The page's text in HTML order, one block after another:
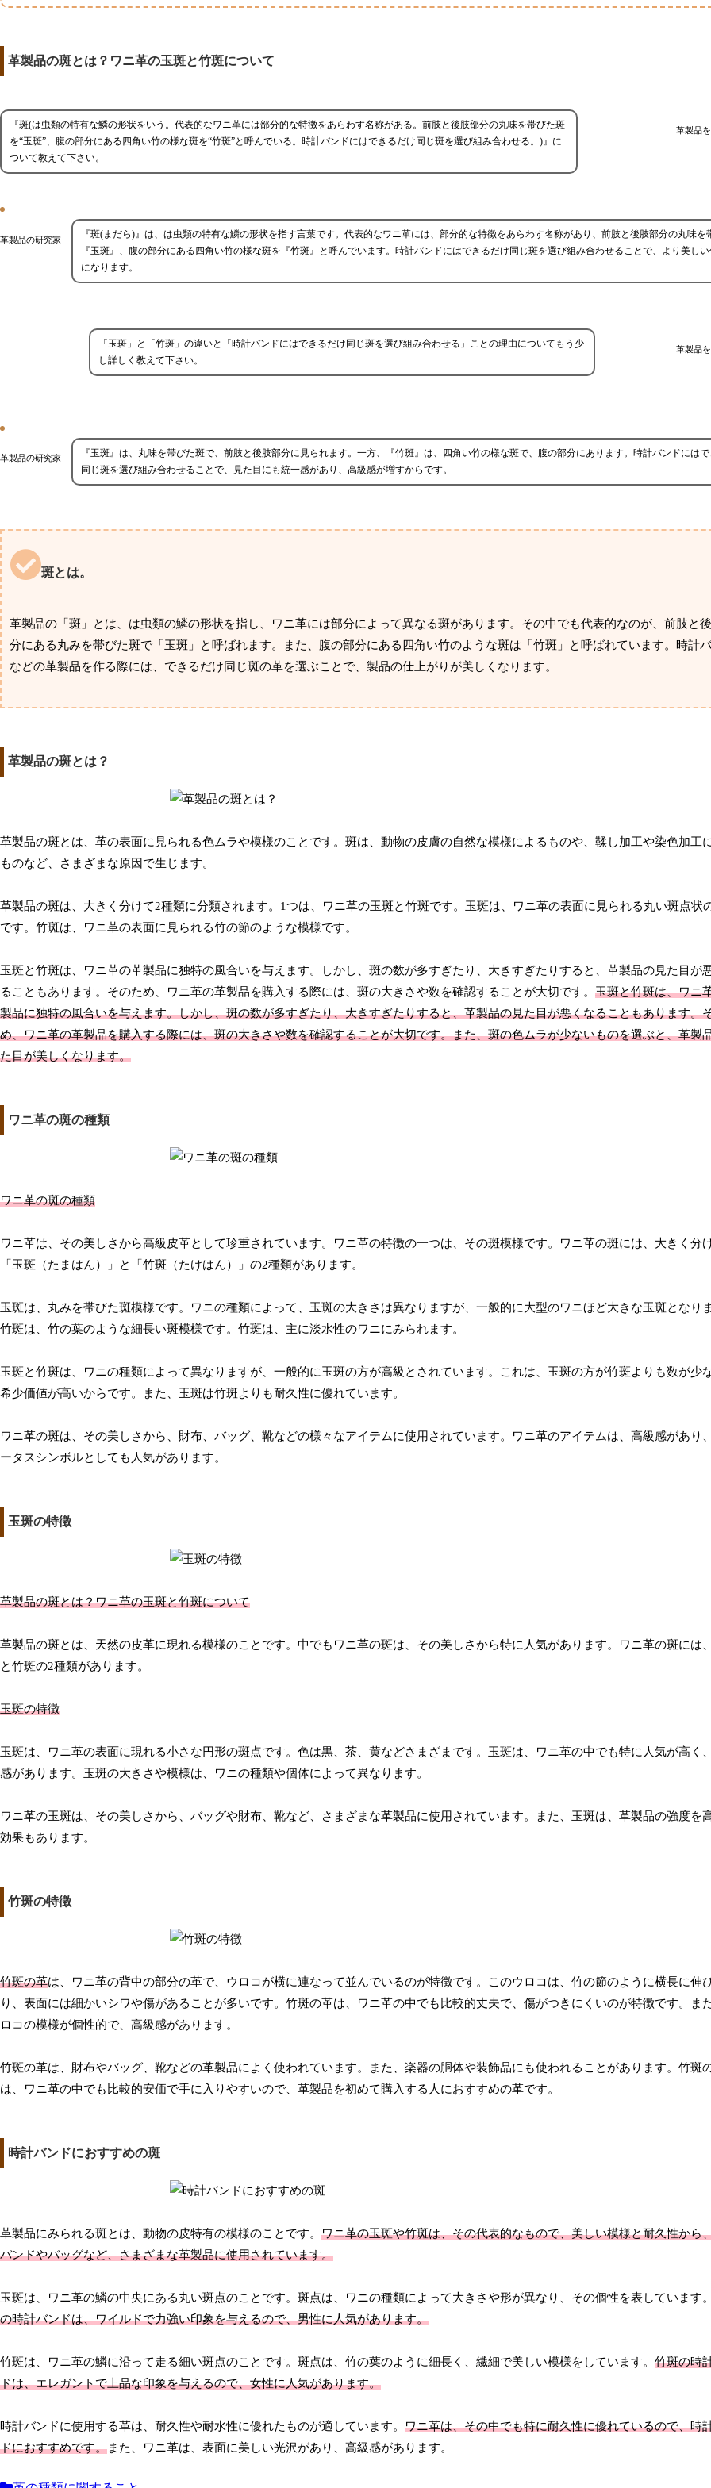
革製品の斑とは？ワニ革の玉斑と竹斑について
革製品
『斑(は虫類の特有な鱗の形状をいう。代表的なワニ革には部分的な特徴をあらわす名称がある。前肢と後肢部分の丸味を帯びた斑
を“玉斑”、腹の部分にある四角い竹の様な斑を“竹斑”と呼んでいる。時計バンドにはできるだけ同じ斑を選び組み合わせる。)』に
ついて教えて下さい。
革製品の研究家
『斑(まだら)』は、は虫類の特有な鱗の形状を指す言葉です。代表的なワニ革には、部分的な特徴をあらわす名称があり、前肢と後肢部分の丸味を
『玉斑』、腹の部分にある四角い竹の様な斑を『竹斑』と呼んでいます。時計バンドにはできるだけ同じ斑を選び組み合わせることで、より美しい
になります。
革製品
「玉斑」と「竹斑」の違いと「時計バンドにはできるだけ同じ斑を選び組み合わせる」ことの理由についてもう少
し詳しく教えて下さい。
革製品の研究家
『玉斑』は、丸味を帯びた斑で、前肢と後肢部分に見られます。一方、『竹斑』は、四角い竹の様な斑で、腹の部分にあります。時計バンドには
同じ斑を選び組み合わせることで、見た目にも統一感があり、高級感が増すからです。
斑とは。
革製品の「斑」とは、は虫類の鱗の形状を指し、ワニ革には部分によって異なる斑があります。その中でも代表的なのが、前肢と
分にある丸みを帯びた斑で「玉斑」と呼ばれます。また、腹の部分にある四角い竹のような斑は「竹斑」と呼ばれています。時計
などの革製品を作る際には、できるだけ同じ斑の革を選ぶことで、製品の仕上がりが美しくなります。
革製品の斑とは？
革製品の斑とは、革の表面に見られる色ムラや模様のことです。斑は、動物の皮膚の自然な模様によるものや、鞣し加工や染色加工
ものなど、さまざまな原因で生じます。
革製品の斑は、大きく分けて2種類に分類されます。1つは、ワニ革の玉斑と竹斑です。玉斑は、ワニ革の表面に見られる丸い斑点状
です。竹斑は、ワニ革の表面に見られる竹の節のような模様です。
玉斑と竹斑は、ワニ革の革製品に独特の風合いを与えます。しかし、斑の数が多すぎたり、大きすぎたりすると、革製品の見た目が
ることもあります。そのため、ワニ革の革製品を購入する際には、斑の大きさや数を確認することが大切です。 玉斑と竹斑は、ワニ
製品に独特の風合いを与えます。しかし、斑の数が多すぎたり、大きすぎたりすると、革製品の見た目が悪くなることもあります。
め、ワニ革の革製品を購入する際には、斑の大きさや数を確認することが大切です。また、斑の色ムラが少ないものを選ぶと、革製
た目が美しくなります。
ワニ革の斑の種類
ワニ革の斑の種類
ワニ革は、その美しさから高級皮革として珍重されています。ワニ革の特徴の一つは、その斑模様です。ワニ革の斑には、大きく分
「玉斑（たまはん）」と「竹斑（たけはん）」の2種類があります。
玉斑は、丸みを帯びた斑模様です。ワニの種類によって、玉斑の大きさは異なりますが、一般的に大型のワニほど大きな玉斑となりま
竹斑は、竹の葉のような細長い斑模様です。竹斑は、主に淡水性のワニにみられます。
玉斑と竹斑は、ワニの種類によって異なりますが、一般的に玉斑の方が高級とされています。これは、玉斑の方が竹斑よりも数が少な
希少価値が高いからです。また、玉斑は竹斑よりも耐久性に優れています。
ワニ革の斑は、その美しさから、財布、バッグ、靴などの様々なアイテムに使用されています。ワニ革のアイテムは、高級感があり
ータスシンボルとしても人気があります。
玉斑の特徴
革製品の斑とは？ワニ革の玉斑と竹斑について
革製品の斑とは、天然の皮革に現れる模様のことです。中でもワニ革の斑は、その美しさから特に人気があります。ワニ革の斑には
と竹斑の2種類があります。
玉斑の特徴
玉斑は、ワニ革の表面に現れる小さな円形の斑点です。色は黒、茶、黄などさまざまです。玉斑は、ワニ革の中でも特に人気が高く
感があります。玉斑の大きさや模様は、ワニの種類や個体によって異なります。
ワニ革の玉斑は、その美しさから、バッグや財布、靴など、さまざまな革製品に使用されています。また、玉斑は、革製品の強度を
効果もあります。
竹斑の特徴
竹斑の革は、ワニ革の背中の部分の革で、ウロコが横に連なって並んでいるのが特徴です。このウロコは、竹の節のように横長に伸
り、表面には細かいシワや傷があることが多いです。竹斑の革は、ワニ革の中でも比較的丈夫で、傷がつきにくいのが特徴です。ま
ロコの模様が個性的で、高級感があります。
竹斑の革は、財布やバッグ、靴などの革製品によく使われています。また、楽器の胴体や装飾品にも使われることがあります。竹斑
は、ワニ革の中でも比較的安価で手に入りやすいので、革製品を初めて購入する人におすすめの革です。
時計バンドにおすすめの斑
革製品にみられる斑とは、動物の皮特有の模様のことです。 ワニ革の玉斑や竹斑は、その代表的なもので、美しい模様と耐久性から
バンドやバッグなど、さまざまな革製品に使用されています。
玉斑は、ワニ革の鱗の中央にある丸い斑点のことです。斑点は、ワニの種類によって大きさや形が異なり、その個性を表しています。
の時計バンドは、ワイルドで力強い印象を与えるので、男性に人気があります。
竹斑は、ワニ革の鱗に沿って走る細い斑点のことです。斑点は、竹の葉のように細長く、繊細で美しい模様をしています。 竹斑の時
ドは、エレガントで上品な印象を与えるので、女性に人気があります。
時計バンドに使用する革は、耐久性や耐水性に優れたものが適しています。 ワニ革は、その中でも特に耐久性に優れているので、時
ドにおすすめです。また、ワニ革は、表面に美しい光沢があり、高級感があります。